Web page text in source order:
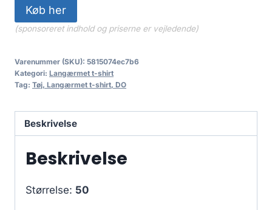
Køb her
(sponsoreret indhold og priserne er vejledende)
Varenummer (SKU): 5815074ec7b6
Kategori: Langærmet t-shirt
Tag: Tøj, Langærmet t-shirt, DO
Beskrivelse
Beskrivelse
Størrelse: 50